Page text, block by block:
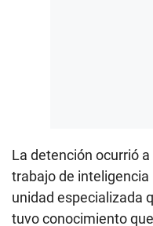
La detención ocurrió
trabajo de inteligencia
unidad especializada
tuvo conocimiento